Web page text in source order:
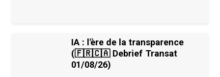
IA : l'ère de la transparence
(🇫🇷🇨🇦 Debrief Transat
01/08/26)